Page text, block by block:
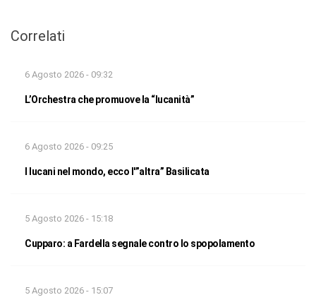
Correlati
6 Agosto 2026 - 09:32
L’Orchestra che promuove la “lucanità”
6 Agosto 2026 - 09:25
I lucani nel mondo, ecco l'”altra” Basilicata
5 Agosto 2026 - 15:18
Cupparo: a Fardella segnale contro lo spopolamento
5 Agosto 2026 - 15:07